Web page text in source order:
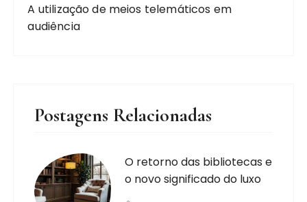
A utilização de meios telemáticos em
audiência
Postagens Relacionadas
O retorno das bibliotecas e
o novo significado do luxo